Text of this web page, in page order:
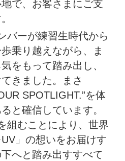
で、お客さまにご支
バーが練習生時代から
乗り越えながら、ま
をもって踏み出し、
きました。まさ
SPOTLIGHT.”を体
と確信しています。
組むことにより、世界
」の想いをお届けす
へと踏み出すすべて